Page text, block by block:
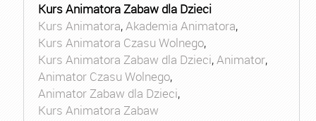
Kurs Animatora Zabaw dla Dzieci
Kurs Animatora,Akademia Animatora,
Kurs Animatora Czasu Wolnego,
Kurs Animatora Zabaw dla Dzieci,Animator,
Animator Czasu Wolnego,
Animator Zabaw dla Dzieci,
Kurs Animatora Zabaw